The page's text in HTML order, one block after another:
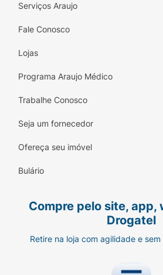
Serviços Araujo
Fale Conosco
Lojas
Programa Araujo Médico
Trabalhe Conosco
Seja um fornecedor
Ofereça seu imóvel
Bulário
Compre pelo site, app,
Drogatel
Retire na loja com agilidade e